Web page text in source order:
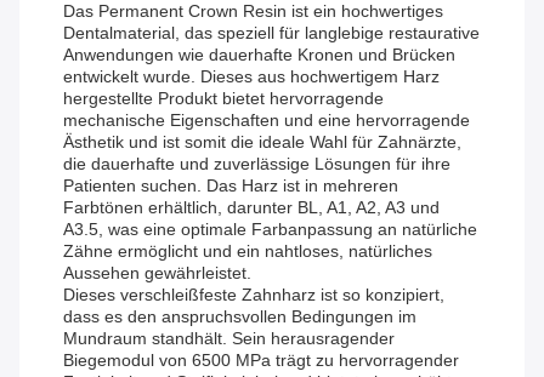
Das Permanent Crown Resin ist ein hochwertiges
Dentalmaterial, das speziell für langlebige restaurative
Anwendungen wie dauerhafte Kronen und Brücken
entwickelt wurde. Dieses aus hochwertigem Harz
hergestellte Produkt bietet hervorragende
mechanische Eigenschaften und eine hervorragende
Ästhetik und ist somit die ideale Wahl für Zahnärzte,
die dauerhafte und zuverlässige Lösungen für ihre
Patienten suchen. Das Harz ist in mehreren
Farbtönen erhältlich, darunter BL, A1, A2, A3 und
A3.5, was eine optimale Farbanpassung an natürliche
Zähne ermöglicht und ein nahtloses, natürliches
Aussehen gewährleistet.
Dieses verschleißfeste Zahnharz ist so konzipiert,
dass es den anspruchsvollen Bedingungen im
Mundraum standhält. Sein herausragender
Biegemodul von 6500 MPa trägt zu hervorragender